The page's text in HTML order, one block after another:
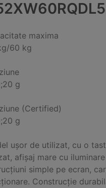
maxima
60 kg
g
(Certified)
g
ușor de utilizat, cu o
afișaj mare cu
simple pe ecran,
Construcție